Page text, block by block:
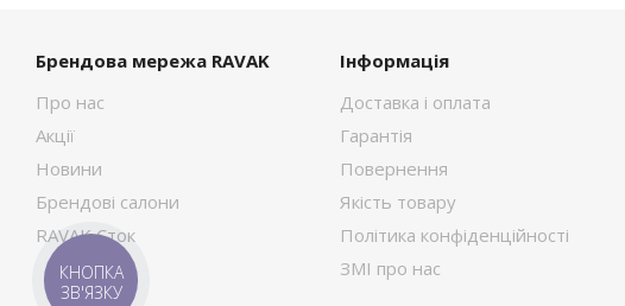
Брендова мережа RAVAK
Про нас
Акції
Новини
Брендові салони
RAVAK Сток
Інформація
Доставка і оплата
Гарантія
Повернення
Якість товару
Політика конфіденційності
ЗМІ про нас
КНОПКА
ЗВ'ЯЗКУ